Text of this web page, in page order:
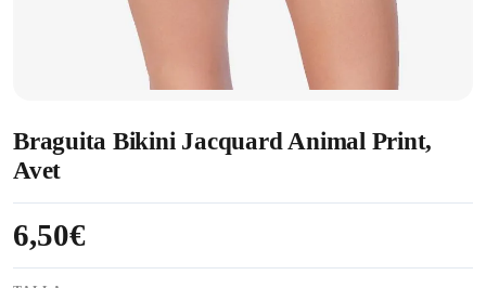
Braguita Bikini Jacquard Animal Print,
Avet
6,50€